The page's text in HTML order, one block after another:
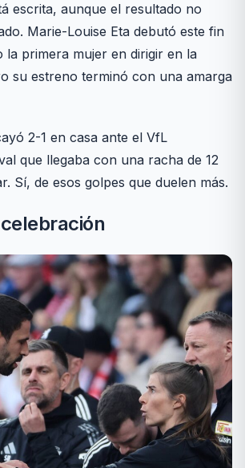
escrita, aunque el resultado no
Marie-Louise Eta debutó este fin
la primera mujer en dirigir en la
su estreno terminó con una amarga
2-1 en casa ante el VfL
que llegaba con una racha de 12
Sí, de esos golpes que duelen más.